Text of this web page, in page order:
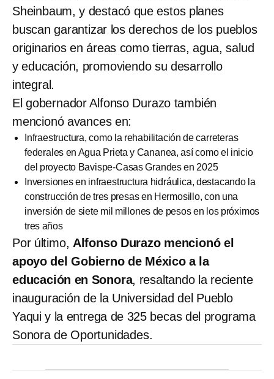
Sheinbaum, y destacó que estos planes
buscan garantizar los derechos de los pueblos
originarios en áreas como tierras, agua, salud
y educación, promoviendo su desarrollo
integral.
El gobernador Alfonso Durazo también
mencionó avances en:
Infraestructura, como la rehabilitación de carreteras
federales en Agua Prieta y Cananea, así como el inicio
del proyecto Bavispe-Casas Grandes en 2025
Inversiones en infraestructura hidráulica, destacando la
construcción de tres presas en Hermosillo, con una
inversión de siete mil millones de pesos en los próximos
tres años
Por último, Alfonso Durazo mencionó el
apoyo del Gobierno de México a la
educación en Sonora, resaltando la reciente
inauguración de la Universidad del Pueblo
Yaqui y la entrega de 325 becas del programa
Sonora de Oportunidades.